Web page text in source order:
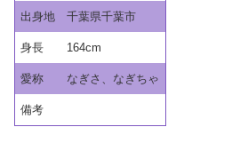
出身地 千葉県千葉市
身長 164cm
愛称 なぎさ、なぎちゃ
備考